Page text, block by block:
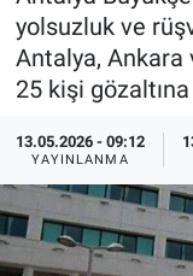
yolsuzluk ve
Antalya, Ankara
25 kişi gözaltına
13.05.2026 - 09:12
YAYINLANMA
Özel Haberler
Yazarlar
Dünya
Medya
Özel Haberler
Kadın
Haber Arşivi